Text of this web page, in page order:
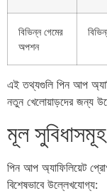
বিভিন্ন গেমের
অপশন
এই তথ্যগুলি পিন আপ
নতুন খেলোয়াড়দের জন্য
মূল সুবিধাসমূহ
পিন আপ অ্যাফিলিয়েট
বিশেষভাবে উল্লেখযোগ্য: